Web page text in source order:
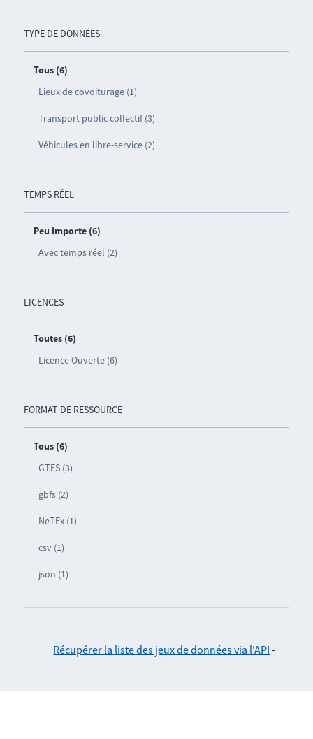
TYPE DE DONNÉES
Tous (6)
Lieux de covoiturage (1)
Transport public collectif (3)
Véhicules en libre-service (2)
TEMPS RÉEL
Peu importe (6)
Avec temps réel (2)
LICENCES
Toutes (6)
Licence Ouverte (6)
FORMAT DE RESSOURCE
Tous (6)
GTFS (3)
gbfs (2)
NeTEx (1)
csv (1)
json (1)
Récupérer la liste des jeux de données via l'API -